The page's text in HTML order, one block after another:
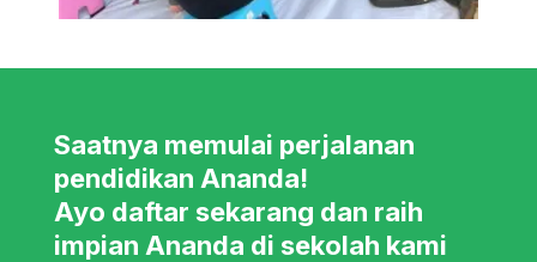
Saatnya memulai perjalanan
pendidikan Ananda!
Ayo daftar sekarang dan raih
impian Ananda di sekolah kami